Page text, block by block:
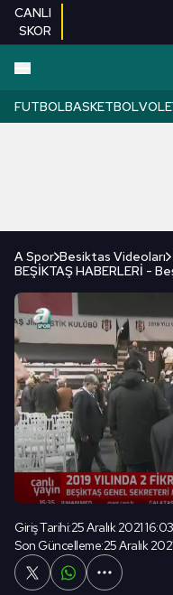
CANLI
SKOR
FUTBOLBASKETBOL
A Spor Besiktas Videoları
Giriş Tarihi:25 Aralık 2021 16:03
Son Güncelleme:25 Aralık